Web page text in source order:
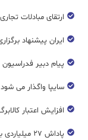
ارتقای مبادلات
ایران پیشنهاد
پیام دبیر
سایپا واگذار می شود
افزایش اعتبار
پاداش ۲۷ میلیاردی برای گزارش رمزارز غیرمجاز